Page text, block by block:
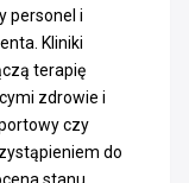
personel i
Kliniki
terapię
zdrowie i
czy
do
stanu